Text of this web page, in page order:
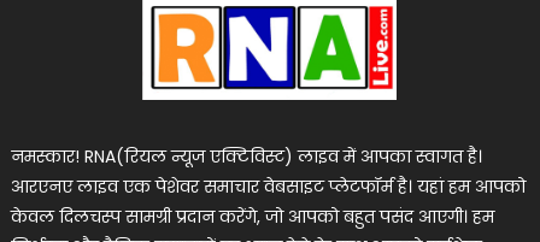
नमस्कार! RNA(रियल न्यूज एक्टिविस्ट) लाइव में आपका स्वागत है।
आरएनए लाइव एक पेशेवर समाचार वेबसाइट प्लेटफॉर्म है। यहां हम आपको
केवल दिलचस्प सामग्री प्रदान करेंगे, जो आपको बहुत पसंद आएगी। हम